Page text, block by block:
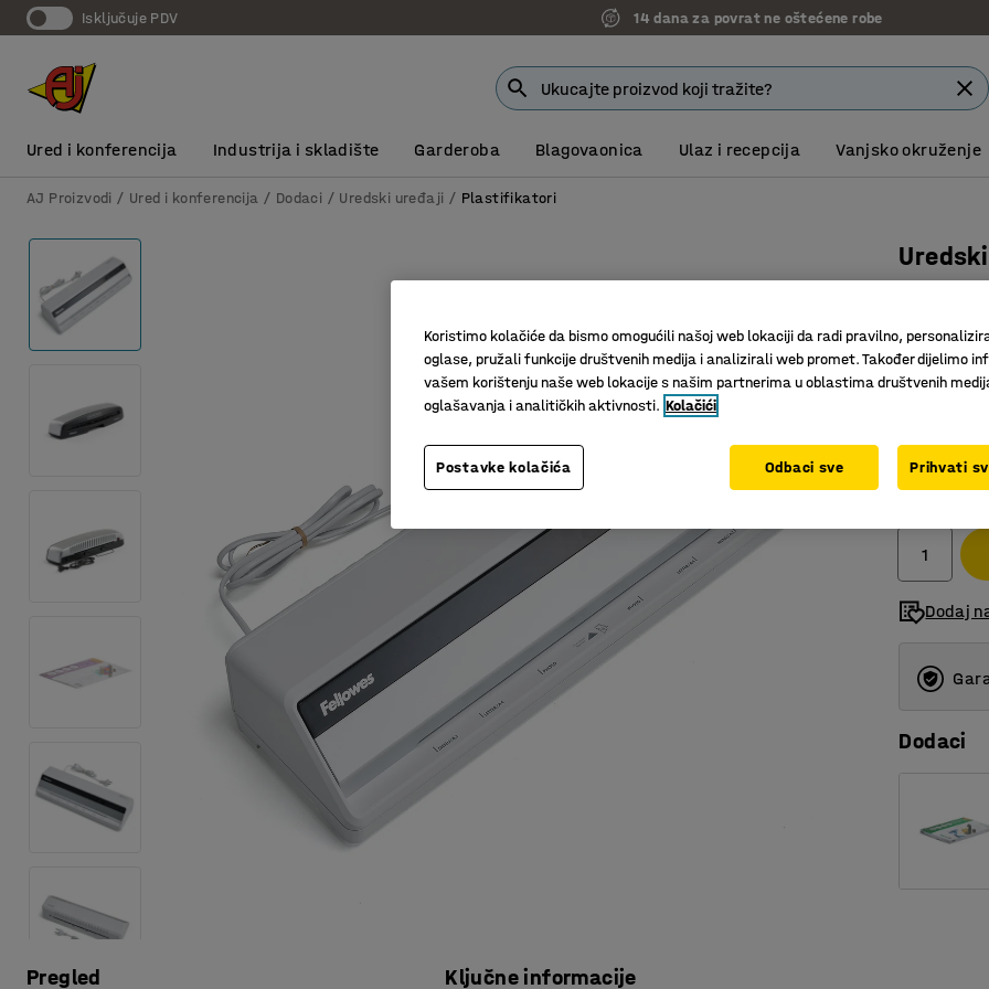
Isključuje PDV 14 dana za povrat ne oštećene robe
Ured i konferencija Industrija i skladište Garderoba Blagovaonica Ulaz i recepcija Vanjsko okruženje
AJ Proizvodi Ured i konferencija Dodaci Uredski uređaji Plastifikatori
Pregled Ključne informacije
:
Vrijeme
Vrećice
719,00
Dodaj
Dodaci
Koristimo kolačiće da bismo omogućili našoj web lokaciji da radi pravilno,
oglase, pružali funkcije društvenih medija i analizirali web promet. Također dijelimo
vašem korištenju naše web lokacije s našim partnerima u oblastima društvenih
oglašavanja i analitičkih aktivnosti. Kolačići
Postavke kolačića Odbaci sve Prihvati